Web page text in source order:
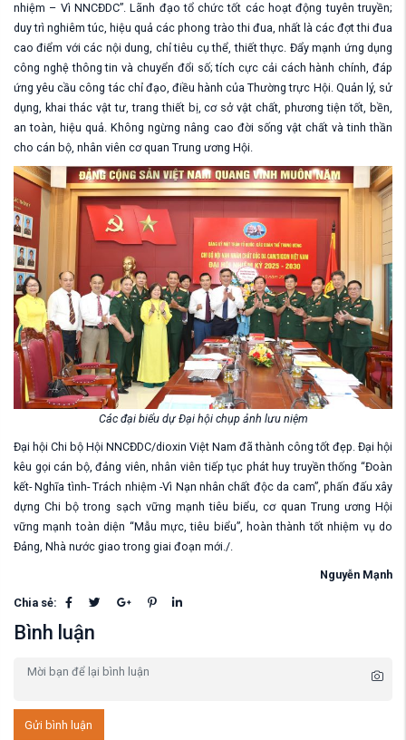
nhiệm – Vì NNCĐDC”.Lãnh đạo tổ chức tốt các hoạt động tuyên truyền;
duy trì nghiêm túc, hiệu quả các phong trào thi đua, nhất là các đợt thi đua
cao điểm với các nội dung, chỉ tiêu cụ thể, thiết thực. Đẩy mạnh ứng dụng
công nghệ thông tin và chuyển đổi số; tích cực cải cách hành chính, đáp
ứng yêu cầu công tác chỉ đạo, điều hành củaThường trực Hội. Quản lý, sử
dụng, khai thác vật tư, trang thiết bị, cơ sở vật chất, phương tiện tốt, bền,
an toàn, hiệu quả. Không ngừng nâng cao đời sống vật chất và tinh thần
cho cán bộ, nhân viên cơ quan Trung ương Hội.
Các đại biểu dự Đại hội chụp ảnh lưu niệm
Đại hội Chi bộ Hội NNCĐDC/dioxin Việt Nam đã thành công tốt đẹp. Đại hội
kêu gọi cán bộ, đảng viên, nhân viêntiếp tục phát huy truyền thống “Đoàn
kết- Nghĩa tình- Trách nhiệm -Vì Nạn nhân chất độc da cam”, phấn đấu xây
dựng Chi bộ trong sạch vững mạnh tiêu biểu, cơ quan Trung ương Hội
vững mạnh toàn diện “Mẫu mực, tiêu biểu”, hoàn thành tốt nhiệm vụ do
Đảng, Nhà nước giao trong giai đoạn mới./.
Nguyễn Mạnh
Chia sẻ:
Bình luận
Gửi bình luận